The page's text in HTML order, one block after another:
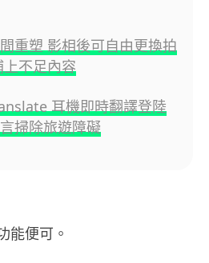
重塑 影相後可自由更換拍
不足內容
耳機即時翻譯登陸
掃除旅遊障礙
能便可。